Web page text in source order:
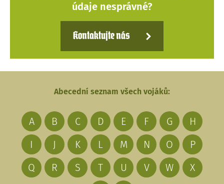
údaje nesprávné?
Kontaktujte nás
Abecední seznam všech vojáků:
A B C D E F G
H
I
J K L M N O
P
Q
R S T U V W
X